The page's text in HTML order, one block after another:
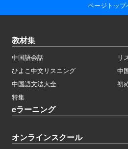
ページトップ
教材集
中国語会話
リ
ひよこ中文リスニング
中
中国語文法大全
初
特集
eラーニング
オンラインスクール